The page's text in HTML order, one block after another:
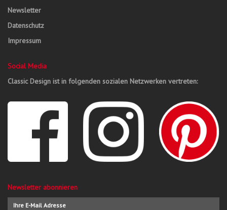
Newsletter
Datenschutz
Impressum
Social Media
Classic Design ist in folgenden sozialen Netzwerken vertreten:
Newsletter abonnieren